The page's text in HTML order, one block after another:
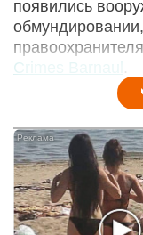
появились
Crimes Barnaul